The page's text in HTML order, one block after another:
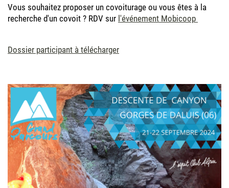
Vous souhaitez proposer un covoiturage ou vous êtes à la
recherche d'un covoit ? RDV sur l'événement Mobicoop
Dossier participant à télécharger